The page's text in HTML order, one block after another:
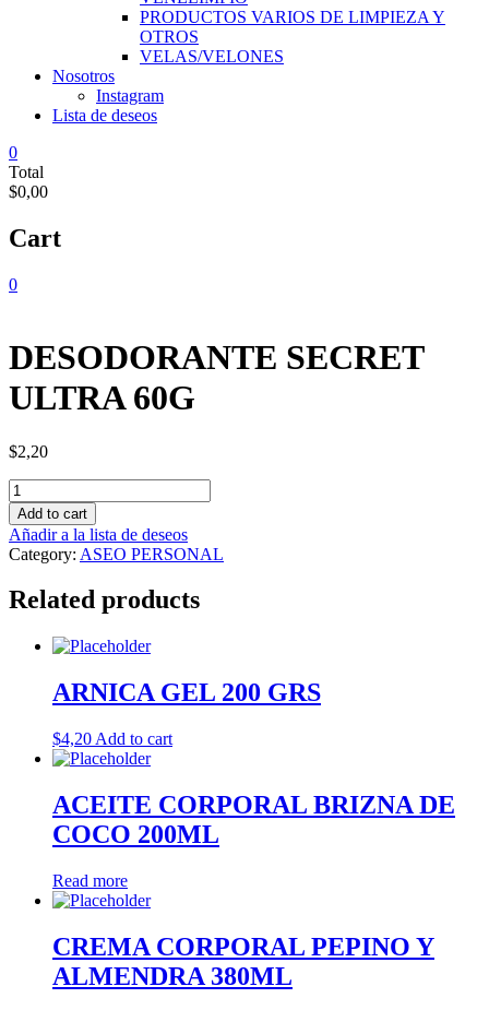
PRODUCTOS VARIOS DE LIMPIEZA Y
OTROS
VELAS/VELONES
Nosotros
Instagram
Lista de deseos
0
Total
$0,00
Cart
0
DESODORANTE SECRET
ULTRA 60G
$2,20
DESODORANTE
SECRET
ULTRA
60G
quantity
Add to cart
Añadir a la lista de deseos
Category: ASEO PERSONAL
Related products
ARNICA GEL 200 GRS
$4,20 Add to cart
ACEITE CORPORAL BRIZNA DE
COCO 200ML
Read more
CREMA CORPORAL PEPINO Y
ALMENDRA 380ML